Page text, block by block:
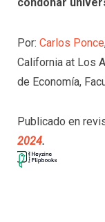
Por: Carlos Ponce
California at Los
de Economía,
Publicado en
2024.